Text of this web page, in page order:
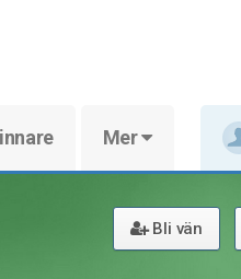
Mer
Bli vän